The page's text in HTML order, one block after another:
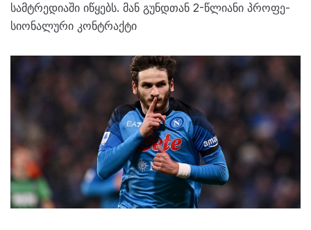
სამ­ტრე­დი­ა­ში იწყებს. მან გუნდთან 2-წლი­ა­ნი პრო­ფე­
სი­ო­ნა­ლუ­რი კონ­ტრაქ­ტი